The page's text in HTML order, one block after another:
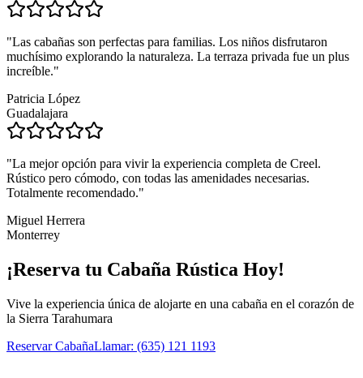
"Las cabañas son perfectas para familias. Los niños disfrutaron
muchísimo explorando la naturaleza. La terraza privada fue un plus
increíble."
Patricia López
Guadalajara
"La mejor opción para vivir la experiencia completa de Creel.
Rústico pero cómodo, con todas las amenidades necesarias.
Totalmente recomendado."
Miguel Herrera
Monterrey
¡Reserva tu Cabaña Rústica Hoy!
Vive la experiencia única de alojarte en una cabaña en el corazón de
la Sierra Tarahumara
Reservar CabañaLlamar: (635) 121 1193